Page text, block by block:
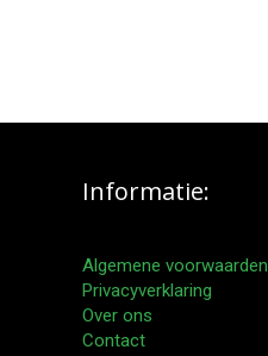
Informatie:
Algemene voorwaarden
Privacyverklaring
Over ons
Contact